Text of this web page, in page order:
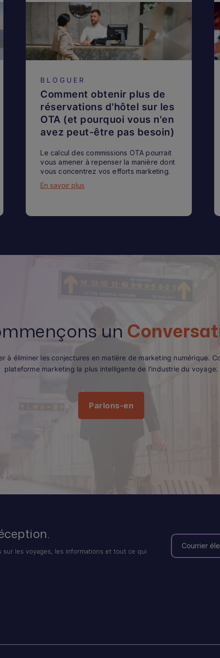
BLOGUER
Comment obtenir plus de
réservations d'hôtel sur les
OTA (et pourquoi vous n'en
avez peut-être pas besoin)
Le calcul des commissions OTA pourrait
vous amener à repenser la manière dont
vous concentrez vos efforts marketing.
En savoir plus
un
à éliminer les conjectures en matière de marketing numérique.
plateforme marketing la plus intelligente de l'industrie du voyage.
Parlons-en
les voyages, les informations et tout ce qui